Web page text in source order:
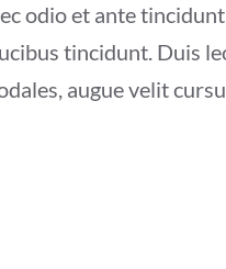
odio et ante
tincidunt. Duis
augue velit